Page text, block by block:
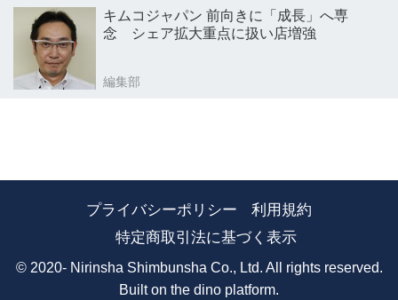
キムコジャパン 前向きに「成長」へ専
念 シェア拡大重点に扱い店増強
編集部
プライバシーポリシー
利用規約
特定商取引法に基づく表示
© 2020- Nirinsha Shimbunsha Co., Ltd. All rights reserved.
Built on the dino platform.